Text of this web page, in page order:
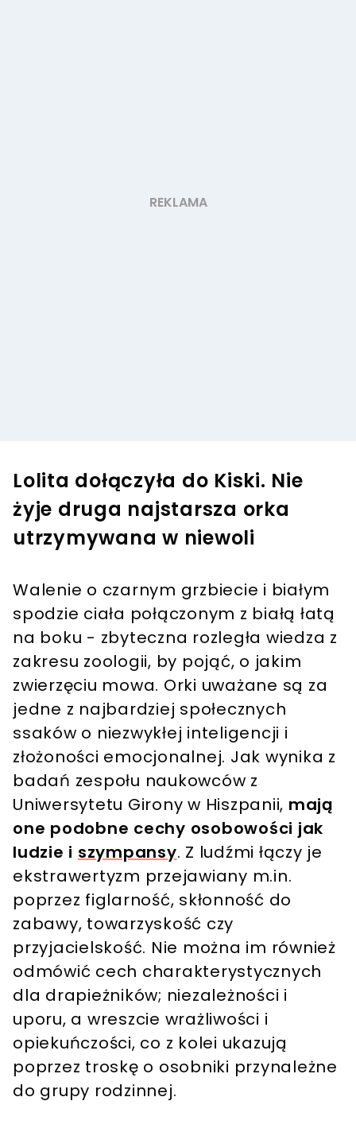
Lolita dołączyła do Kiski. Nie
żyje druga najstarsza orka
utrzymywana w niewoli
Walenie o czarnym grzbiecie i białym
spodzie ciała połączonym z białą łatą
na boku - zbyteczna rozległa wiedza z
zakresu zoologii, by pojąć, o jakim
zwierzęciu mowa. Orki uważane są za
jedne z najbardziej społecznych
ssaków o niezwykłej inteligencji i
złożoności emocjonalnej. Jak wynika z
badań zespołu naukowców z
Uniwersytetu Girony w Hiszpanii, mają
one podobne cechy osobowości jak
ludzie i szympansy. Z ludźmi łączy je
ekstrawertyzm przejawiany m.in.
poprzez figlarność, skłonność do
zabawy, towarzyskość czy
przyjacielskość. Nie można im również
odmówić cech charakterystycznych
dla drapieżników; niezależności i
uporu, a wreszcie wrażliwości i
opiekuńczości, co z kolei ukazują
poprzez troskę o osobniki przynależne
do grupy rodzinnej.